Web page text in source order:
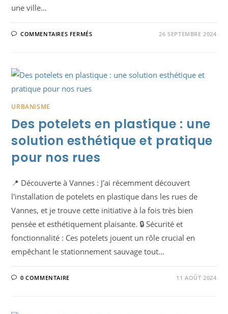
une ville…
COMMENTAIRES FERMÉSSUR
: NOTRE
VISION POUR
26 SEPTEMBRE 2024
URBANISME
Des potelets en plastique : une
solution esthétique et pratique
pour nos rues
📍 Découverte à Vannes : J'ai récemment découvert
l'installation de potelets en plastique dans les rues de
Vannes, et je trouve cette initiative à la fois très bien
pensée et esthétiquement plaisante. 🔒 Sécurité et
fonctionnalité : Ces potelets jouent un rôle crucial en
empêchant le stationnement sauvage tout…
0 COMMENTAIRE 11 AOÛT 2024